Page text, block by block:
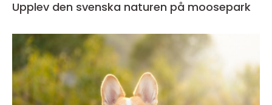
Upplev den svenska naturen på moosepark